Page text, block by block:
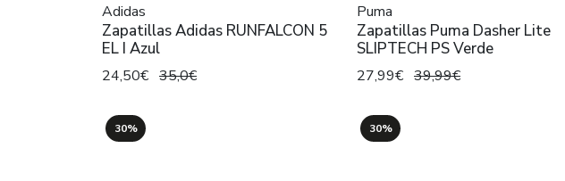
Adidas
Zapatillas Adidas RUNFALCON 5
EL I Azul
24,50€ 35,0€
Puma
Zapatillas Puma Dasher Lite
SLIPTECH PS Verde
27,99€ 39,99€
30% 30%